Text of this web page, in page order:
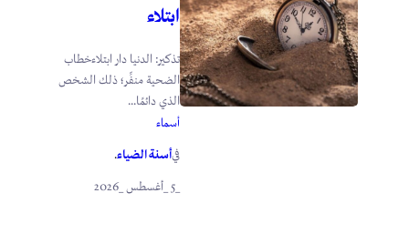
ابتلاء
تذكير: الدنيا دار ابتلاءخطاب
الضحية منفِّر؛ ذلك الشخص
الذي دائمًا...
أسماء
فيأسنة الضياء.
_5 _أغسطس _2026